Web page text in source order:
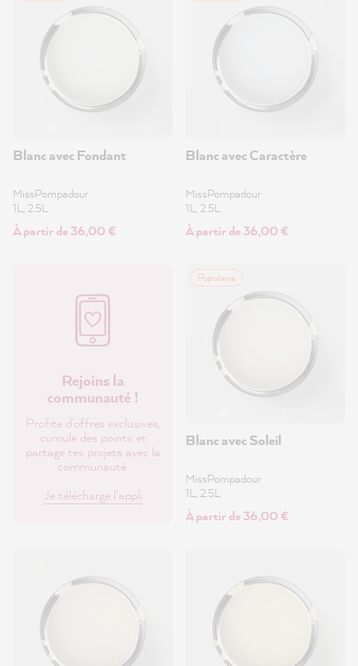
Blanc avec Fondant
MissPompadour
1L, 2.5L
À partir de 36,00 €
Blanc avec Caractère
MissPompadour
1L, 2.5L
À partir de 36,00 €
Rejoins la
communauté !
Profite d'offres exclusives,
cumule des points et
partage tes projets avec la
communauté.
Je télécharge l'appli
Populaire
Blanc avec Soleil
MissPompadour
1L, 2.5L
À partir de 36,00 €